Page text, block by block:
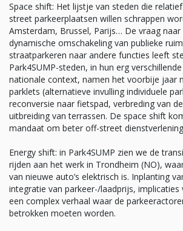
Space shift: Het lijstje van steden die
street parkeerplaatsen willen schrappen
Amsterdam, Brussel, Parijs… De vraag
dynamische omschakeling van publieke
straatparkeren naar andere functies leeft
Park4SUMP-steden, in hun erg
nationale context, namen het voorbije jaar
parklets (alternatieve invulling individuele
reconversie naar fietspad, verbreding van
uitbreiding van terrassen. De space shift
mandaat om beter off-street
Energy shift: in Park4SUMP zien we de
rijden aan het werk in Trondheim (NO),
van nieuwe auto’s elektrisch is. Inplanting
integratie van parkeer-/laadprijs,
een complex verhaal waar de
betrokken moeten worden.